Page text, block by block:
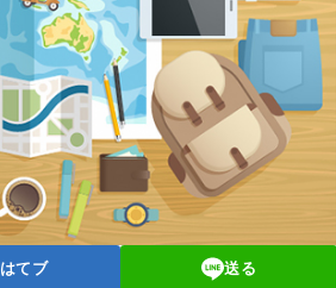
はてブ 送る